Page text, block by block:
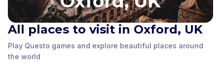
All places to visit in Oxford, UK
Play Questo games and explore beautiful places around
the world
The Heads
Oxford, UK,United
Kingdom
The Bridge
Oxford, UK,United
The Gate
Oxford, UK
Oriel
Oxford, UK